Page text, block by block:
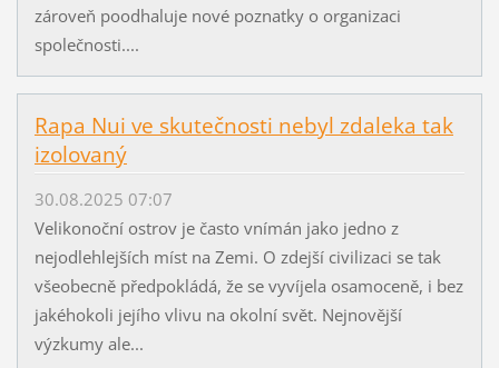
zároveň poodhaluje nové poznatky o organizaci
společnosti....
Rapa Nui ve skutečnosti nebyl zdaleka tak
izolovaný
30.08.2025 07:07
Velikonoční ostrov je často vnímán jako jedno z
nejodlehlejších míst na Zemi. O zdejší civilizaci se tak
všeobecně předpokládá, že se vyvíjela osamoceně, i bez
jakéhokoli jejího vlivu na okolní svět. Nejnovější
výzkumy ale...